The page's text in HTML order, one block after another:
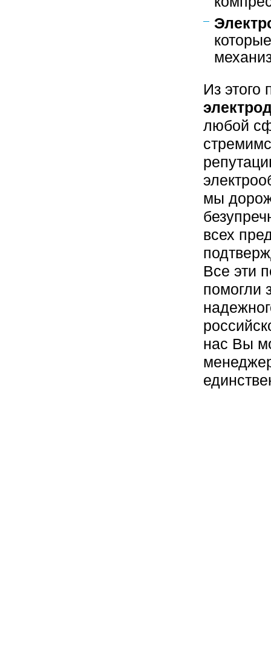
Из этого
любой
мы
всех
Все эти
помогли
нас Вы